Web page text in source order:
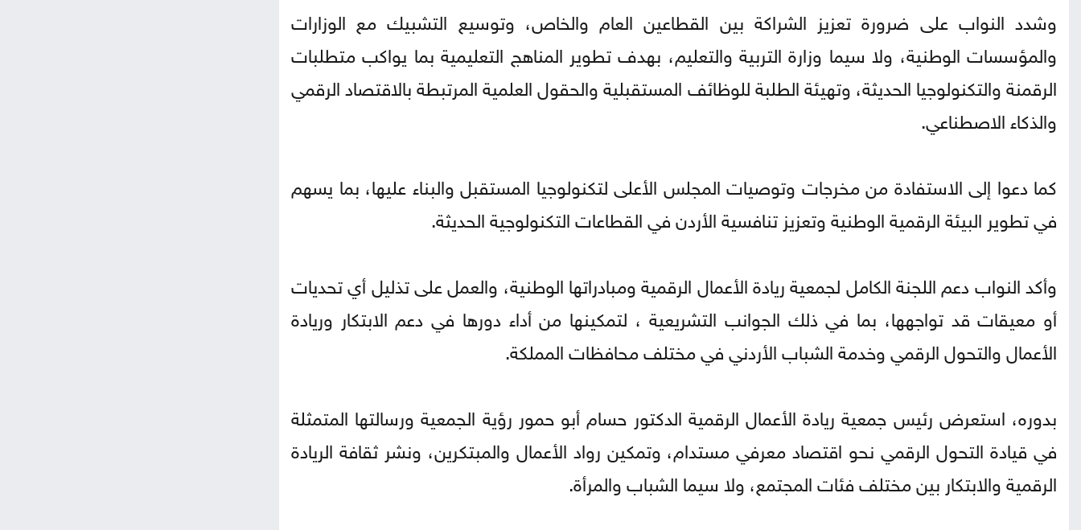
وشدد النواب على ضرورة تعزيز الشراكة بين القطاعين العام والخاص، وتوسيع التشبيك مع الوزارات
والمؤسسات الوطنية، ولا سيما وزارة التربية والتعليم، بهدف تطوير المناهج التعليمية بما يواكب متطلبات
الرقمنة والتكنولوجيا الحديثة، وتهيئة الطلبة للوظائف المستقبلية والحقول العلمية المرتبطة بالاقتصاد الرقمي
والذكاء الاصطناعي.
كما دعوا إلى الاستفادة من مخرجات وتوصيات المجلس الأعلى لتكنولوجيا المستقبل والبناء عليها، بما يسهم
في تطوير البيئة الرقمية الوطنية وتعزيز تنافسية الأردن في القطاعات التكنولوجية الحديثة.
وأكد النواب دعم اللجنة الكامل لجمعية ريادة الأعمال الرقمية ومبادراتها الوطنية، والعمل على تذليل أي تحديات
أو معيقات قد تواجهها، بما في ذلك الجوانب التشريعية ، لتمكينها من أداء دورها في دعم الابتكار وريادة
الأعمال والتحول الرقمي وخدمة الشباب الأردني في مختلف محافظات المملكة.
بدوره، استعرض رئيس جمعية ريادة الأعمال الرقمية الدكتور حسام أبو حمور رؤية الجمعية ورسالتها المتمثلة
في قيادة التحول الرقمي نحو اقتصاد معرفي مستدام، وتمكين رواد الأعمال والمبتكرين، ونشر ثقافة الريادة
الرقمية والابتكار بين مختلف فئات المجتمع، ولا سيما الشباب والمرأة.